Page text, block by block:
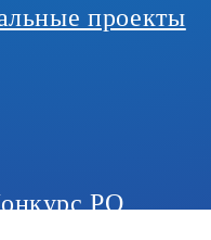
проекты
РО